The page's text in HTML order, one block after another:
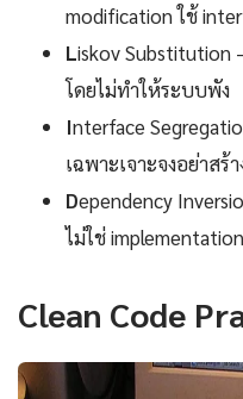
modification ใช้
Liskov Substitution
โดยไม่ทำให้ระบบพัง
Interface
เฉพาะเจาะจงอย่าสร้
Dependency
ไม่ใช่
Clean Code